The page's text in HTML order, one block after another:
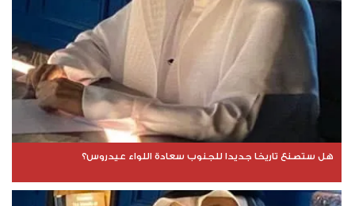
هل ستصنع تاريخا جديدا للجنوب سعادة اللواء عيدروس؟